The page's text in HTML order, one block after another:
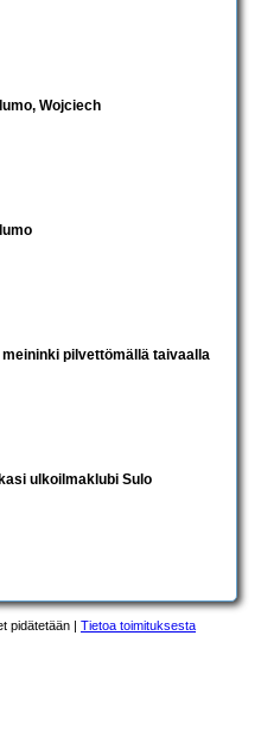
, Wojciech
pilvettömällä taivaalla
ulkoilmaklubi Sulo
pidätetään | Tietoa toimituksesta